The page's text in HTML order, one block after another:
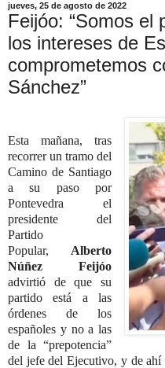
jueves, 25 de agosto de 2022
Feijóo: “Somos el
los intereses de
comprometemos
Sánchez”
Esta mañana, tras
recorrer un tramo del
Camino de Santiago
a su paso por
Pontevedra el
presidente del
Partido
Popular, Alberto
Núñez Feijóo
advirtió de que su
partido está a las
órdenes de los
españoles y no a las
de la “prepotencia”
del jefe del Ejecutivo, y de